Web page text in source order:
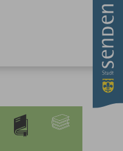
- Stadt